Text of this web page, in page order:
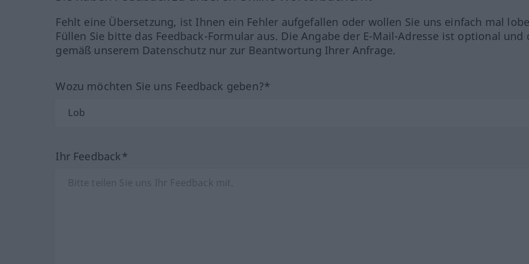
Fehlt eine Übersetzung, ist Ihnen ein Fehler aufgefallen oder wollen Sie uns einfach mal
Füllen Sie bitte das Feedback-Formular aus. Die Angabe der E-Mail-Adresse ist optional und
gemäß unserem Datenschutz nur zur Beantwortung Ihrer Anfrage.
Wozu möchten Sie uns Feedback geben?*
Ihr Feedback*